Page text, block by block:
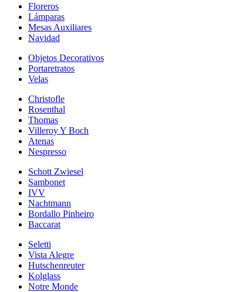
Floreros
Lámparas
Mesas Auxiliares
Navidad
Objetos Decorativos
Portaretratos
Velas
Christofle
Rosenthal
Thomas
Villeroy Y Boch
Atenas
Nespresso
Schott Zwiesel
Sambonet
IVV
Nachtmann
Bordallo Pinheiro
Baccarat
Seletti
Vista Alegre
Hutschenreuter
Kolglass
Notre Monde